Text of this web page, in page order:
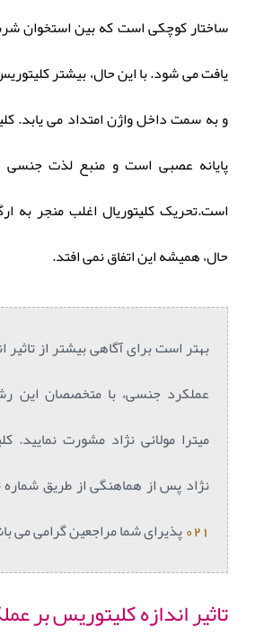
ساختار کوچکی است که بین استخوان
یافت می شود. با این حال، بیشتر
و به سمت داخل واژن امتداد می یابد.
پایانه عصبی است و منبع لذت جنسی
است.تحریک کلیتوریال اغلب منجر به
حال، همیشه این اتفاق نمی افتد.
بهتر است برای آگاهی بیشتر از تاثیر
عملکرد جنسی، با متخصصان این
میترا مولائی نژاد مشورت نمایید.
نژاد پس از هماهنگی از طریق شماره
021پذیرای شما مراجعین گرامی می
تاثیر اندازه کلیتوریس بر